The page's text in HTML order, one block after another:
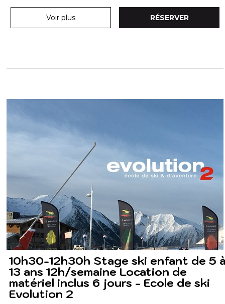
Voir plus RÉSERVER
10h30-12h30h Stage ski enfant de 5
13 ans 12h/semaine Location de
matériel inclus 6 jours - Ecole de ski
Evolution 2